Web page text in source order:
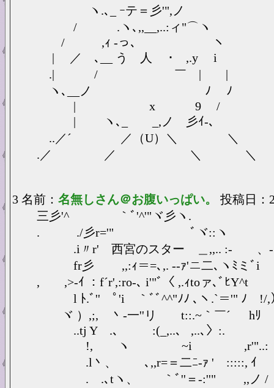
ヽ.､_ ｰテ＝彡'",ノ
/ .ヽ､,,__,..:ィ"⌒ヽ
/ ,ｨ -っ､ ヽ
| ／ ､__ う 人 ･ ,.y i
.| / ￣ | |
ヽ､__ノ ﾉ ﾉ
| x 9 /
| ヽ､_ _,ノ 彡ｲ‐､
..／´ ／（U）＼ ＼
.／ ／ ＼ ＼
3 名前： 名無しさん＠お腹いっぱい。 投稿日：
三彡'^ ｀ﾞ'^'"ヾ彡ヽ.
. ./彡r='" ﾞヾ::ヽ
.i〃r' 西宮のスター ＿,,.. :-
fr彡 ,,:ｨ＝=､,. -‐ｧ'ニ二､ヽﾐミﾞi
, ,>-ｲ ：f´r',:ro-､ i'"ﾞ〈 ,.ｨtoァ､ﾞﾋY^t
l ﾄ.ﾞ'' ﾟ'i ｀ﾞﾞ^^"ﾉﾉ ､ヽ.`＝'" ﾉ !/,
ヾ ）,;, 丶-一''リ t::.~｀￣´ hﾘ
..tj Y .、 :(_,..、 ,..､〉:.
!, ヽ ~i ,r'"..:
.l丶、 ､,,r=＝二ﾆ-ｧ ' :::::, ｲ ＜
.ゝ.､tヽ、 ｀ﾞ''＝‐:''" ,,ノ /